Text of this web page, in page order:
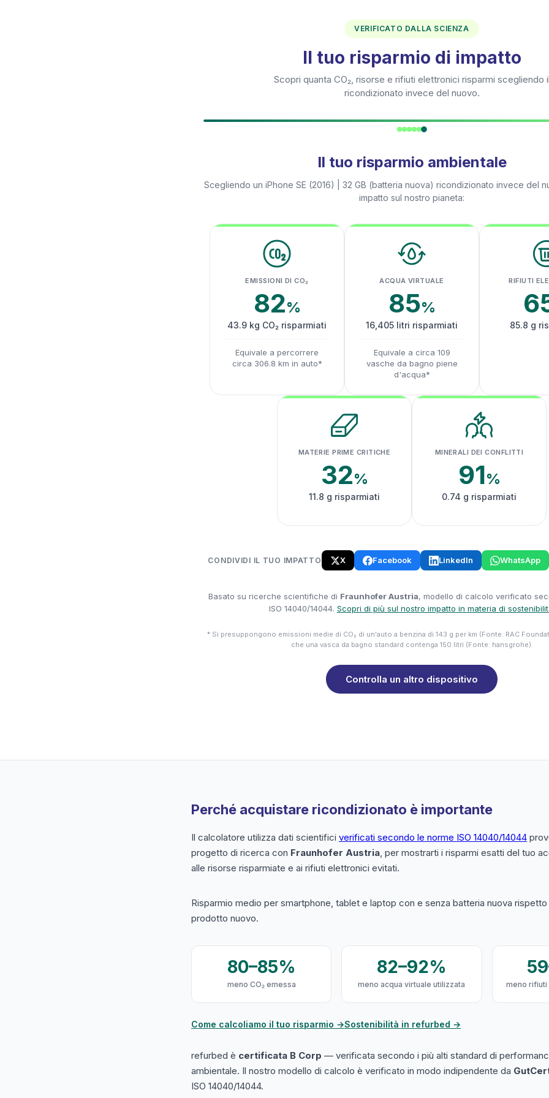
VERIFICATO DALLA SCIENZA
Il tuo risparmio di impatto
Scopri quanta CO₂, risorse e rifiuti elettronici risparmi scegliendo il
ricondizionato invece del nuovo.
Il tuo risparmio ambientale
Scegliendo un iPhone SE (2016) | 32 GB (batteria nuova) ricondizionato invece del
impatto sul nostro pianeta:
EMISSIONI DI CO₂
82%
43.9 kg CO₂ risparmiati
Equivale a percorrere
circa 306.8 km in auto*
ACQUA VIRTUALE
85%
16,405 litri risparmiati
Equivale a circa 109
vasche da bagno piene
d'acqua*
RIFIUTI
85.8 g
MATERIE PRIME CRITICHE
32%
11.8 g risparmiati
MINERALI DEI CONFLITTI
91%
0.74 g risparmiati
CONDIVIDI IL TUO IMPATTO X Facebook LinkedIn WhatsApp
Basato su ricerche scientifiche di Fraunhofer Austria, modello di calcolo verificato
ISO 14040/14044. Scopri di più sul nostro impatto in materia di
* Si presuppongono emissioni medie di CO₂ di un'auto a benzina di 143 g per km (Fonte: RAC
che una vasca da bagno standard contenga 150 litri (Fonte: hansgrohe).
Controlla un altro dispositivo
Perché acquistare ricondizionato è importante
Il calcolatore utilizza dati scientifici verificati secondo le norme ISO 14040/14044
progetto di ricerca con Fraunhofer Austria, per mostrarti i risparmi esatti del tuo
alle risorse risparmiate e ai rifiuti elettronici evitati.
Risparmio medio per smartphone, tablet e laptop con e senza batteria nuova
prodotto nuovo.
80–85%
meno CO₂ emessa
82–92%
meno acqua virtuale utilizzata meno
Come calcoliamo il tuo risparmio →Sostenibilità in refurbed →
refurbed è certificata B Corp — verificata secondo i più alti standard di
ambientale. Il nostro modello di calcolo è verificato in modo indipendente da
ISO 14040/14044.